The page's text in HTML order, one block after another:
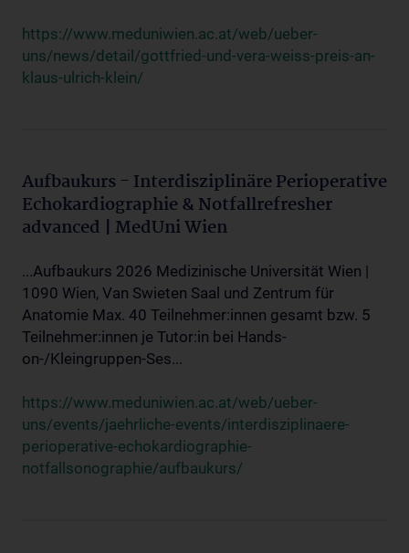
https://www.meduniwien.ac.at/web/ueber-
uns/news/detail/gottfried-und-vera-weiss-preis-an-
klaus-ulrich-klein/
Aufbaukurs - Interdisziplinäre Perioperative
Echokardiographie & Notfallrefresher
advanced | MedUni Wien
...Aufbaukurs 2026 Medizinische Universität Wien |
1090 Wien, Van Swieten Saal und Zentrum für
Anatomie Max. 40 Teilnehmer:innen gesamt bzw. 5
Teilnehmer:innen je Tutor:in bei Hands-
on-/Kleingruppen-Ses...
https://www.meduniwien.ac.at/web/ueber-
uns/events/jaehrliche-events/interdisziplinaere-
perioperative-echokardiographie-
notfallsonographie/aufbaukurs/